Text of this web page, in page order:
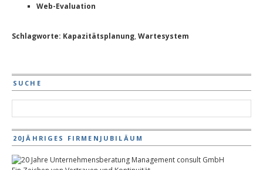
Web-Evaluation
Schlagworte: Kapazitätsplanung, Wartesystem
SUCHE
20JÄHRIGES FIRMENJUBILÄUM